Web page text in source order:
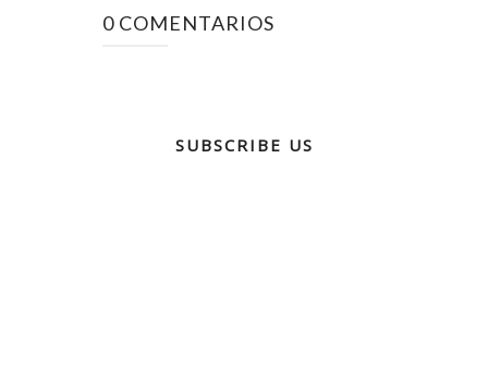
0 COMENTARIOS
SUBSCRIBE US